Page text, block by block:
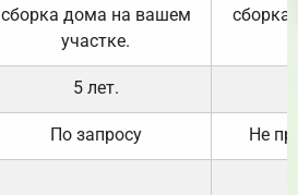
сборка дома на вашем
участке.
5 лет.
По запросу Не